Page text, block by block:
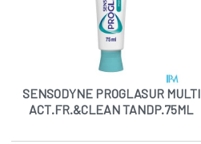
SENSODYNE PROGLASUR MULTI
ACT.FR.&CLEAN TANDP.75ML